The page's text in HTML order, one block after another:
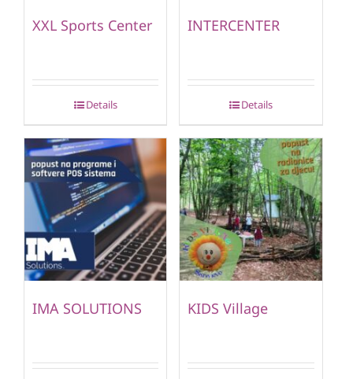
XXL Sports Center
Details
INTERCENTER
Details
IMA SOLUTIONS KIDS Village